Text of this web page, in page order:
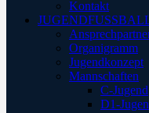
Kontakt
Organigramm
Jugendkonzept
Mannschaften
C-Jugend
D1-